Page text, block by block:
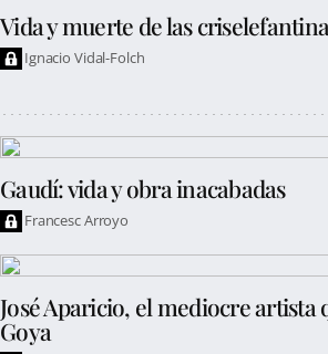
Vida y muerte de las
Ignacio Vidal-Folch
Gaudí: vida y obra inacabadas
Francesc Arroyo
José Aparicio, el mediocre artista
Goya